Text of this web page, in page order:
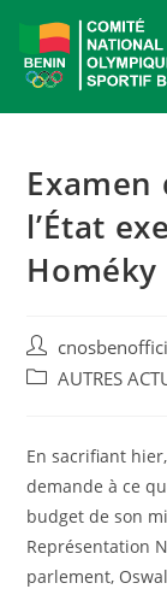
l’État
AUTRES
En sacrifiant
demande à ce
budget de son
Représentation
parlement,